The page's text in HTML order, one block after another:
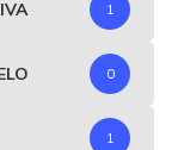
1
0
1